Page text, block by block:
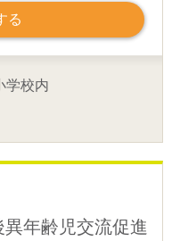
る
学校内
年齢児交流促進